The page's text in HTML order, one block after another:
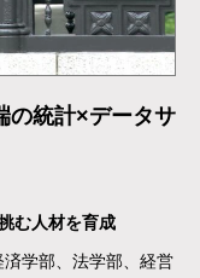
の統計×データサ
む人材を育成
学部、法学部、経営